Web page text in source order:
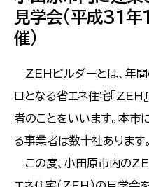
見学会(平成31年
催)
ZEHビルダーとは、年間
ロとなる省エネ住宅『ZEH
者のことをいいます。本市
る事業者は数十社あります。
この度、小田原市内の